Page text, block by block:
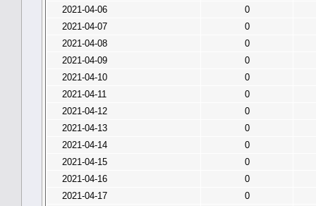
2021-04-06
0
2021-04-07
0
2021-04-08
0
2021-04-09
0
2021-04-10
0
2021-04-11
0
2021-04-12
0
2021-04-13
0
2021-04-14
0
2021-04-15
0
2021-04-16
0
2021-04-17
0